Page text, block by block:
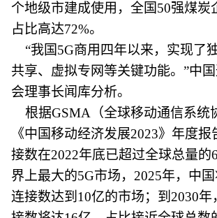
个地级市建成使用，全国50强煤炭
占比高达72%。
“我国5G商用四年以来，实现了
共享、虚拟专网等关键功能。”中
会理事长闻库分析。
根据GSMA（全球移动通信系统
《中国移动经济发展2023》年度
接数在2022年底已超过全球总量的
界上最大的5G市场，2025年，中
连接数达到10亿的市场；到2030年